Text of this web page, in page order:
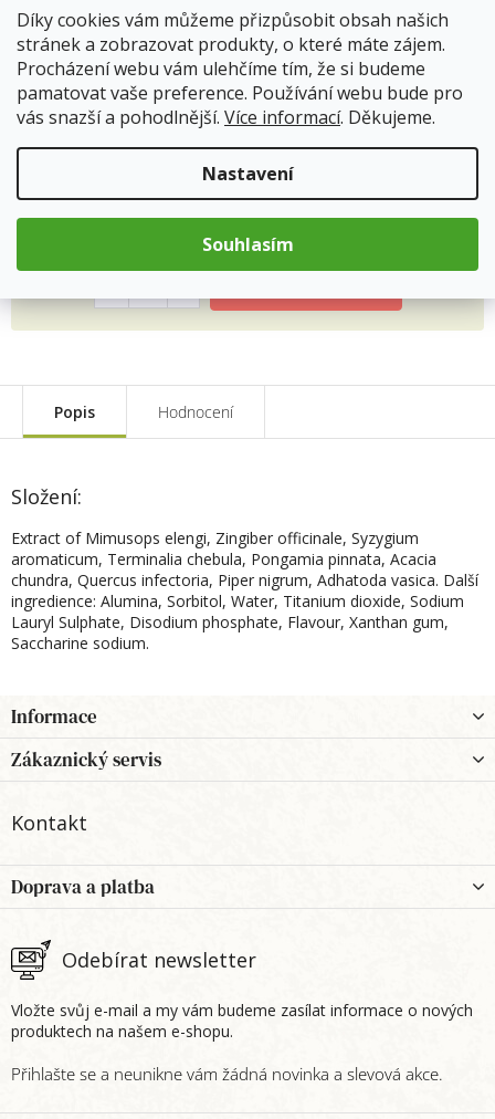
Díky cookies vám můžeme přizpůsobit obsah našich
stránek a zobrazovat produkty, o které máte zájem.
Procházení webu vám ulehčíme tím, že si budeme
pamatovat vaše preference. Používání webu bude pro
vás snazší a pohodlnější. Více informací. Děkujeme.
Nastavení
Souhlasím
Skladem (8 ks) 13.8.2026
Sudantha zmírňuje bolest, přecitlivělosti zubů a zpevňuje dásně.
Zabraňuje krvácení dásní již za 4 týdny. Snižuje tvorbu zubního
plaku a kazu. Osvědčená prevence proti vzniku aftu.
Doprava od 59Kč
120 Kč
Měrná
cena:
Popis Hodnocení
Složení:
Extract of Mimusops elengi, Zingiber officinale, Syzygium
aromaticum, Terminalia chebula, Pongamia pinnata, Acacia
chundra, Quercus infectoria, Piper nigrum, Adhatoda vasica. Další
ingredience: Alumina, Sorbitol, Water, Titanium dioxide, Sodium
Lauryl Sulphate, Disodium phosphate, Flavour, Xanthan gum,
Saccharine sodium.
á
p
a
Informace
Zákaznický servis
Kontakt
Odebírat newsletter
Vložte svůj e-mail a my vám budeme zasílat informace o nových
produktech na našem e-shopu.
Doprava a platba